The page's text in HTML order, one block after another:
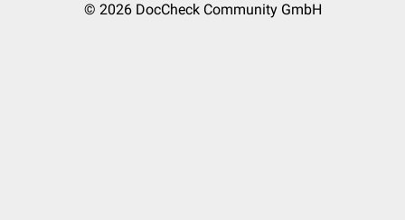
© 2026 DocCheck Community GmbH